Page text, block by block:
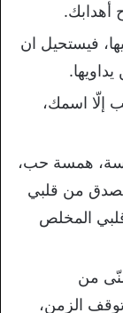
أهدابك.
فيستحيل ان
إلّا اسمك،
همسة حب،
بصدق من قلبي
المخلص
من
الزمن،